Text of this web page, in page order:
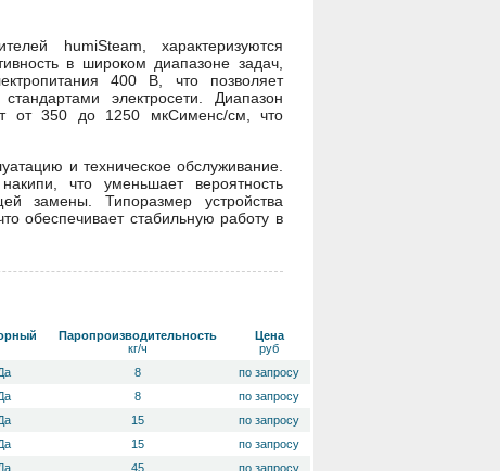
humiSteam, характеризуются
в широком диапазоне задач,
400 В, что позволяет
электросети. Диапазон
от 350 до 1250 мкСименс/см, что
и техническое обслуживание.
что уменьшает вероятность
замены. Типоразмер устройства
обеспечивает стабильную работу в
Паропроизводительность
кг/ч
Цена
руб
8
по запросу
8
по запросу
15
по запросу
15
по запросу
45 по запросу